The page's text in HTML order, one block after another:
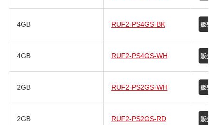
4GB RUF2-PS4GS-BK
4GB RUF2-PS4GS-WH
2GB RUF2-PS2GS-WH
2GB RUF2-PS2GS-RD